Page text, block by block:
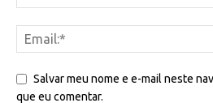
Salvar meu nome e e-mail neste
que eu comentar.